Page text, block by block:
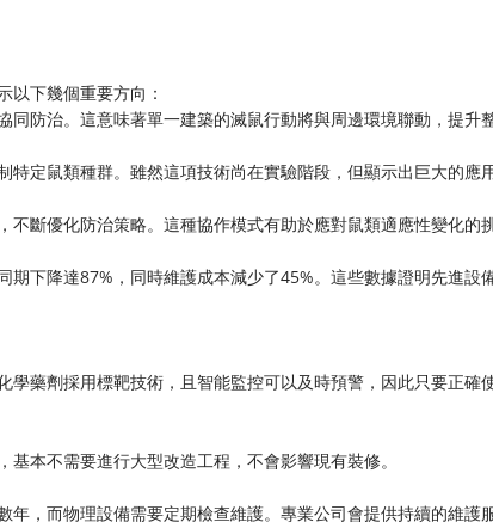
以下幾個重要方向：
同防治。這意味著單一建築的滅鼠行動將與周邊環境聯動，提升
特定鼠類種群。雖然這項技術尚在實驗階段，但顯示出巨大的應
不斷優化防治策略。這種協作模式有助於應對鼠類適應性變化的
下降達87%，同時維護成本減少了45%。這些數據證明先進設
藥劑採用標靶技術，且智能監控可以及時預警，因此只要正確
本不需要進行大型改造工程，不會影響現有裝修。
，而物理設備需要定期檢查維護。專業公司會提供持續的維護